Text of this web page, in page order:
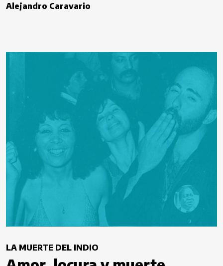
Alejandro Caravario
LA MUERTE DEL INDIO